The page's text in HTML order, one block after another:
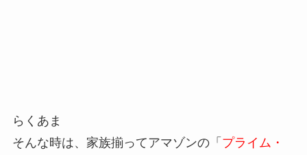
らくあま
そんな時は、家族揃ってアマゾンの「 プライム・